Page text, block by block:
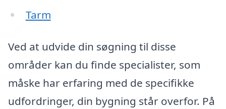
Tarm
Ved at udvide din søgning til disse
områder kan du finde specialister, som
måske har erfaring med de specifikke
udfordringer, din bygning står overfor. På